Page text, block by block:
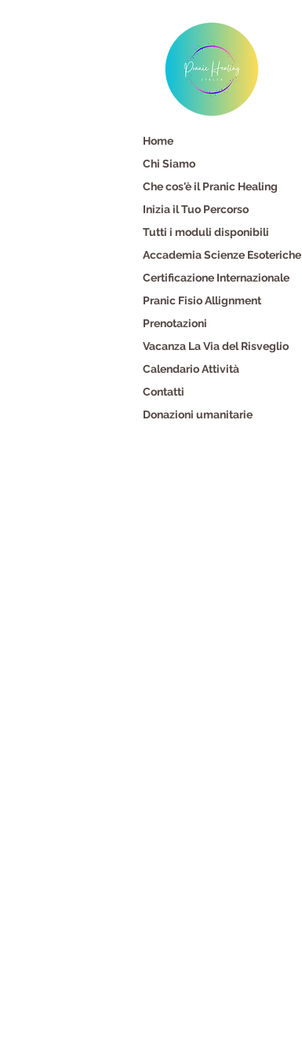
Home
Chi Siamo
Che cos'è il Pranic Healing
Inizia il Tuo Percorso
Tutti i moduli disponibili
Accademia Scienze Esoteriche
Certificazione Internazionale
Pranic Fisio Allignment
Prenotazioni
Vacanza La Via del Risveglio
Calendario Attività
Contatti
Donazioni umanitarie